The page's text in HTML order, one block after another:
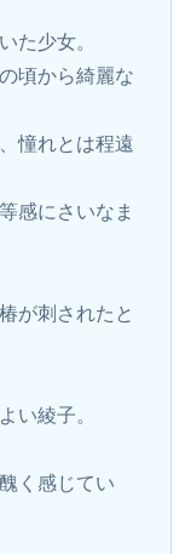
た少女。
頃から綺麗な
憧れとは程遠
感にさいなま
が刺されたと
い綾子。
く感じてい